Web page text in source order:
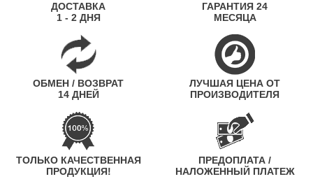
ДОСТАВКА
1 - 2 ДНЯ
ГАРАНТИЯ 24
МЕСЯЦА
ОБМЕН / ВОЗВРАТ
14 ДНЕЙ
ЛУЧШАЯ ЦЕНА ОТ
ПРОИЗВОДИТЕЛЯ
ТОЛЬКО КАЧЕСТВЕННАЯ
ПРОДУКЦИЯ!
ПРЕДОПЛАТА /
НАЛОЖЕННЫЙ ПЛАТЕЖ